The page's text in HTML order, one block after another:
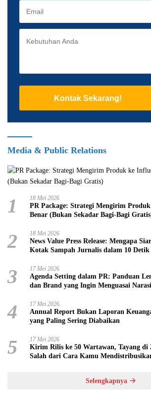
Kontak Sekarang!
Media & Public Relations
1 18 Mei 2026
PR Package: Strategi Mengirim
Benar (Bukan Sekadar Bagi-Bagi
2 18 Mei 2026
News Value Press Release: Mengapa
Kotak Sampah Jurnalis dalam 10 Detik
3 17 Mei 2026
Agenda Setting dalam PR: Panduan
dan Brand yang Ingin Menguasai Narasi
4 17 Mei 2026
Annual Report Bukan Laporan
yang Paling Sering Diabaikan
5 17 Mei 2026
Kirim Rilis ke 50 Wartawan, Tayang di
Salah dari Cara Kamu
Selengkapnya